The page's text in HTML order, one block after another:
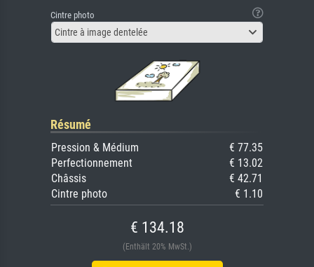
Cintre photo
Cintre à image dentelée
Résumé
Pression & Médium
€ 77.35
Perfectionnement
€ 13.02
Châssis
€ 42.71
Cintre photo
€ 1.10
€ 134.18
(Enthält 20% MwSt.)